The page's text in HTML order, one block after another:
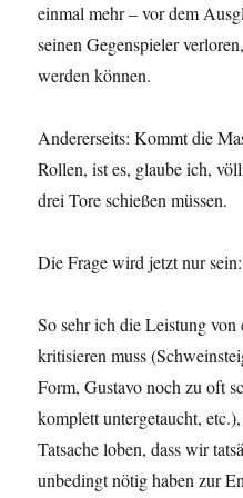
einmal mehr – vor dem
seinen Gegenspieler
werden können.
Andererseits: Kommt die
Rollen, ist es, glaube ich,
drei Tore schießen müssen.
Die Frage wird jetzt nur
So sehr ich die Leistung
kritisieren muss
Form, Gustavo noch zu oft
komplett untergetaucht,
Tatsache loben, dass wir
unbedingt nötig haben zur